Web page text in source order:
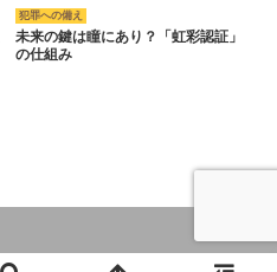
犯罪への備え
未来の鍵は瞳にあり？「虹彩認証」
の仕組み